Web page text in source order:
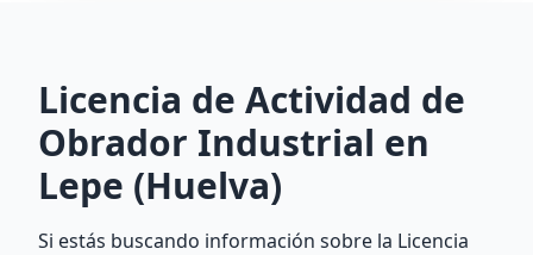
Licencia de Actividad de
Obrador Industrial en
Lepe (Huelva)
Si estás buscando información sobre la Licencia